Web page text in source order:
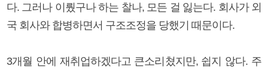
다. 그러나 이뤘구나 하는 찰나, 모든 걸 잃는다. 회사가 외
국 회사와 합병하면서 구조조정을 당했기 때문이다.
3개월 안에 재취업하겠다고 큰소리쳤지만, 쉽지 않다. 주